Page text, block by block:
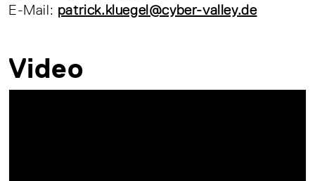
E-Mail: patrick.kluegel@cyber-valley.de
Video